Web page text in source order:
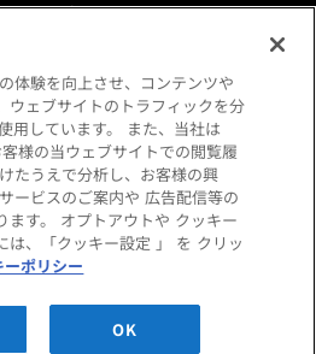
STYLING Co.,LTD All rights reserved.
バシーポリシー
キーポリシー
環境について
サイトマップ
体験を向上させ、コンテンツや
ウェブサイトのトラフィックを分
用しています。 また、当社は
様の当ウェブサイトでの閲覧履
たうえで分析し、お客様の興
ービスのご案内や 広告配信等の
ます。 オプトアウトや クッキー
は、「クッキー設定 」 を クリッ
ーポリシー
OK